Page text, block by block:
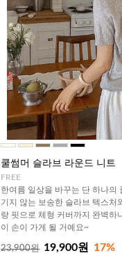
쿨썸머 슬라브 라운드 니트
FREE
한여름 일상을 바꾸는 단 하나의
기지 않는 보송한 슬라브 텍스처
랑 핏으로 체형 커버까지 완벽하
이 손이 가게 될 거예요~
23,900원 19,900원 17%